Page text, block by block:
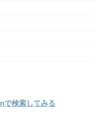
で検索してみる